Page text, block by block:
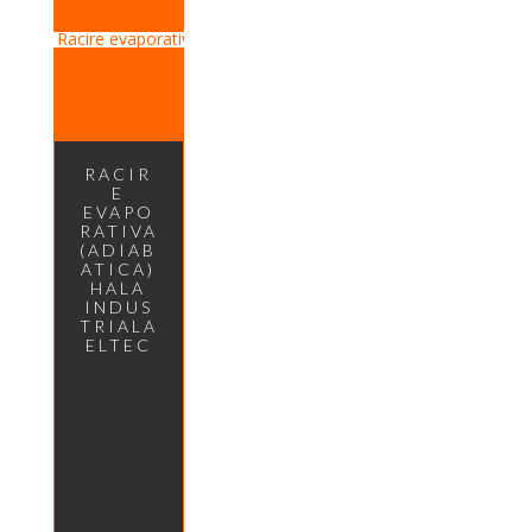
RACIR
E
EVAPO
RATIVA
(ADIAB
ATICA)
HALA
INDUS
TRIALA
ELTEC